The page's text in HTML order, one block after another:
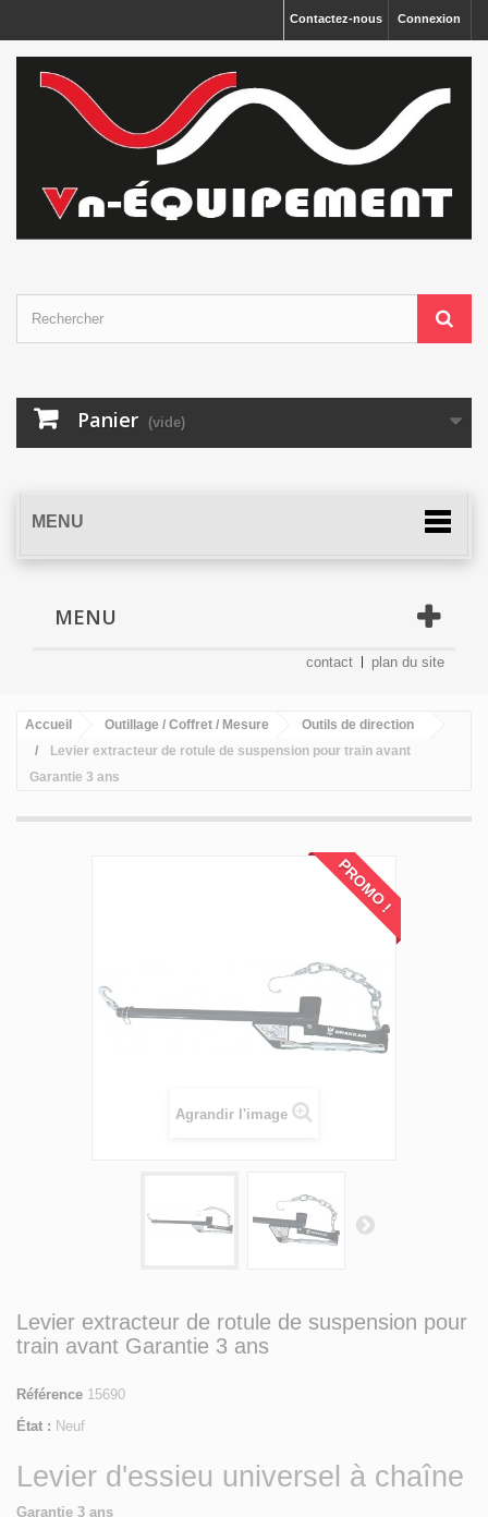
Connexion
Contactez-nous
Panier (vide)
MENU
MENU
contact plan du site
Accueil Outillage / Coffret / Mesure
Outils de direction
Levier extracteur de rotule de suspension pour train avant
Garantie 3 ans
PROMO !
Agrandir l'image
Levier extracteur de rotule de suspension pour
train avant Garantie 3 ans
Référence 15690
État : Neuf
Levier d'essieu universel à chaîne
Garantie 3 ans